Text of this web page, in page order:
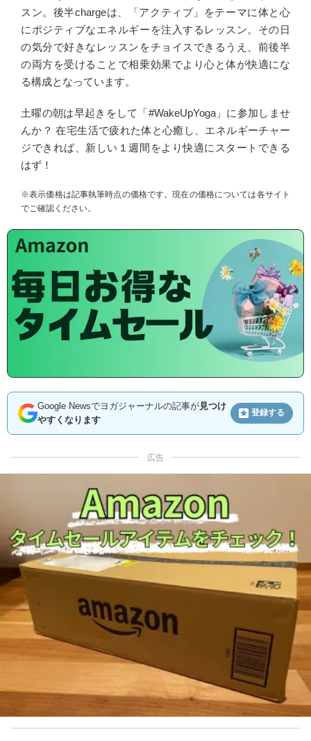
スン。後半chargeは、「アクティブ」をテーマに体と心
にポジティブなエネルギーを注入するレッスン。その日
の気分で好きなレッスンをチョイスできるうえ、前後半
の両方を受けることで相乗効果でより心と体が快適にな
る構成となっています。
土曜の朝は早起きをして「#WakeUpYoga」に参加しませ
んか？ 在宅生活で疲れた体と心癒し、エネルギーチャー
ジできれば、新しい１週間をより快適にスタートできる
はず！
※表示価格は記事執筆時点の価格です。現在の価格については各サイト
でご確認ください。
Google Newsでヨガジャーナルの記事が見つけ
やすくなります
登録する
広告